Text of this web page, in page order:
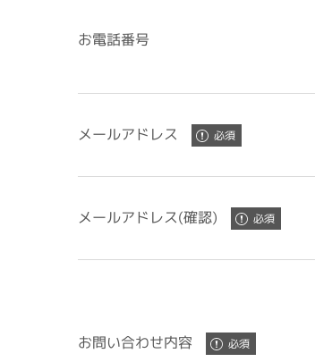
お電話番号
メールアドレス
メールアドレス(確認)
お問い合わせ内容